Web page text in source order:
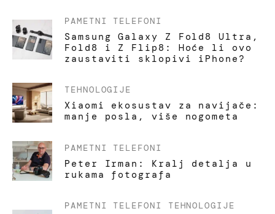
PAMETNI TELEFONI
Samsung Galaxy Z Fold8 Ultra,
Fold8 i Z Flip8: Hoće li ovo
zaustaviti sklopivi iPhone?
TEHNOLOGIJE
Xiaomi ekosustav za navijače:
manje posla, više nogometa
PAMETNI TELEFONI
Peter Irman: Kralj detalja u
rukama fotografa
PAMETNI TELEFONI TEHNOLOGIJE